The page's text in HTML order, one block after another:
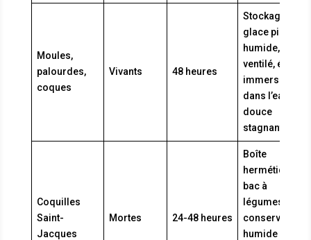
Moules,
palourdes,
coques
Vivants 48 heures
Stockage sur
glace pilée
humide, bac
ventilé, éviter
immersion
dans l’eau
douce
stagnante
Coquilles
Saint-
Jacques
Mortes 24-48 heures
Boîte
hermétique,
bac à
légumes,
conserver
humide mais